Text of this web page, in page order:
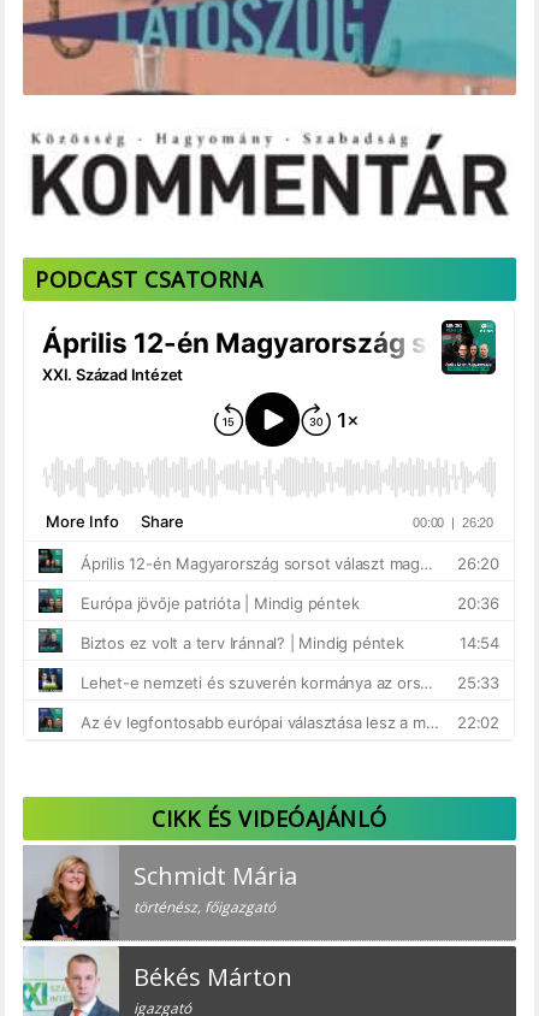
PODCAST CSATORNA
CIKK ÉS VIDEÓAJÁNLÓ
Schmidt Mária
történész, főigazgató
Békés Márton
igazgató